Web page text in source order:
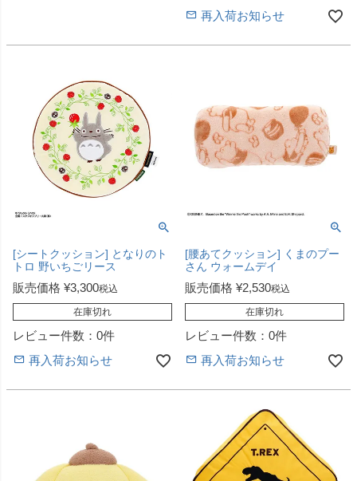
再入荷お知らせ
[シートクッション] となりのト
トロ 野いちごリース
販売価格 ¥3,300税込
在庫切れ
レビュー件数：0件
再入荷お知らせ
[腰あてクッション] くまのプー
さん ウォームデイ
販売価格 ¥2,530税込
在庫切れ
レビュー件数：0件
再入荷お知らせ